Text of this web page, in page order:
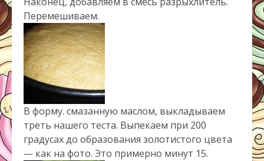
Перемешиваем.
В форму. смазанную маслом, выкладываем
треть нашего теста. Выпекаем при 200
градусах до образования золотистого цвета
— как на фото. Это примерно минут 15.